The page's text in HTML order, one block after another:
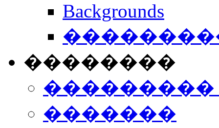
Backgrounds
��������
���������
�������